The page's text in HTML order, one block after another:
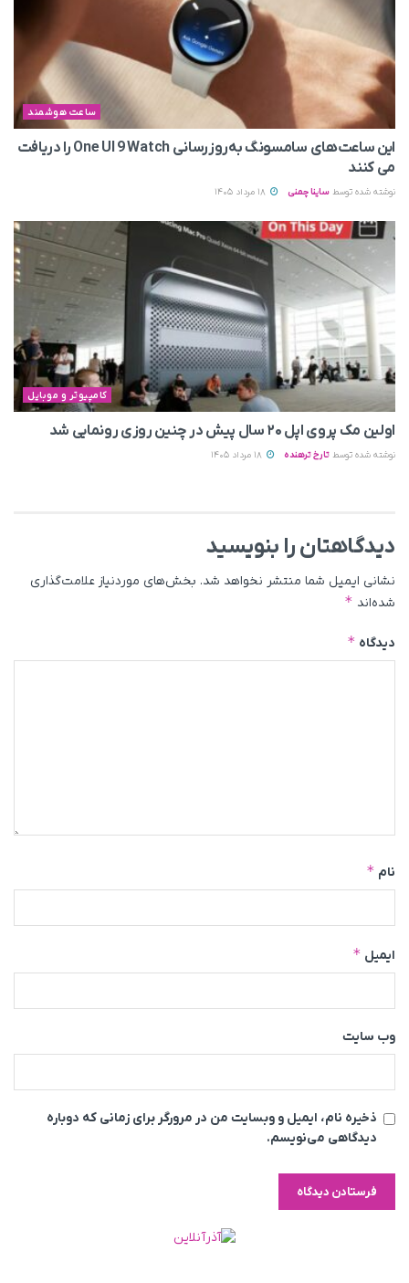
ساعت هوشمند
این ساعت‌های سامسونگ به‌روزرسانی One UI 9 Watch را دریافت
می کنند
نوشته شده توسط ساینا چمنی
کامپیوتر و موبایل
اولین مک پروی اپل ۲۰ سال پیش در چنین روزی رونمایی شد
نوشته شده توسط تارخ ترهنده
دیدگاهتان را بنویسید
نشانی ایمیل شما منتشر نخواهد شد. بخش‌های موردنیاز علامت‌گذاری
شده‌اند *
دیدگاه *
نام *
ایمیل *
وب‌ سایت
ذخیره نام، ایمیل و وبسایت من در مرورگر برای زمانی که دوباره
دیدگاهی می‌نویسم.